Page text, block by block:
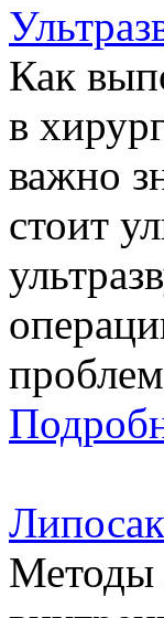
Как
в
важно
стоит
Методы